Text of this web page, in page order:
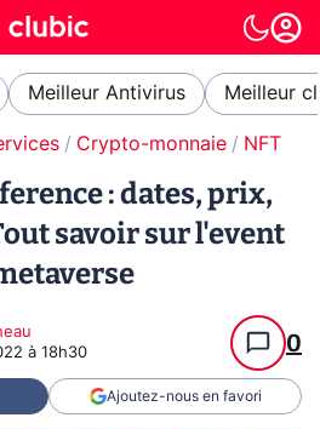
Meilleur Antivirus Meilleur
Crypto-monnaie NFT
: dates, prix,
savoir sur l'event
à 18h30 0
Ajoutez-nous en favori